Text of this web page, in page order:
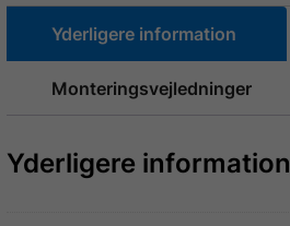
Yderligere information
Monteringsvejledninger
Yderligere information